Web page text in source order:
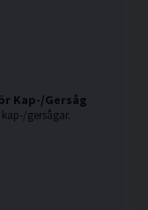
Kap-/Gersåg
gersågar.